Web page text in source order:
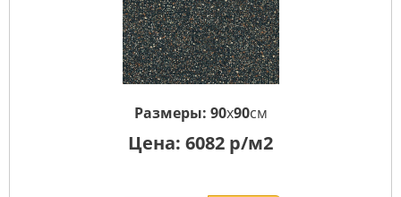
Размеры: 90x90см
Цена: 6082 р/м2